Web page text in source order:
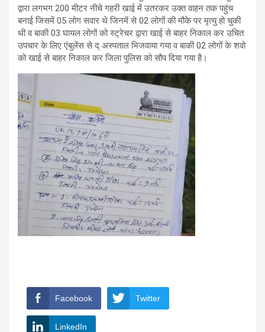
द्वारा लगभग 200 मीटर नीचे गहरी खाई में उतरकर उक्त वाहन तक पहुंच
बनाई जिसमें 05 लोग सवार थे जिनमें से 02 लोगों की मौके पर मृत्यु हो चुकी
थी व बाकी 03 घायल लोगों को स्ट्रेचर द्वारा खाई से बाहर निकाल कर उचित
उपचार के लिए एंबुलेंस से द् अस्पताल भिजवाया गया व बाकी 02 लोगों के शवो
को खाई से बाहर निकाल कर जिला पुलिस को सौप दिया गया है।
Facebook Twitter
LinkedIn